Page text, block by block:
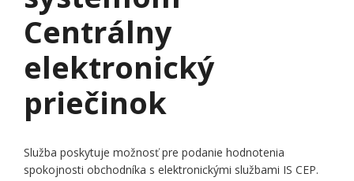
Centrálny
elektronický
priečinok
Služba poskytuje možnosť pre podanie hodnotenia
spokojnosti obchodníka s elektronickými službami IS CEP.